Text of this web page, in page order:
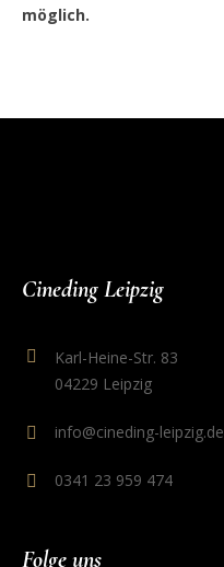
möglich.
Cineding Leipzig
Karl-Heine-Str. 83
04229 Leipzig
info@cineding-leipzig.de
0341 23 959 474
Folge uns